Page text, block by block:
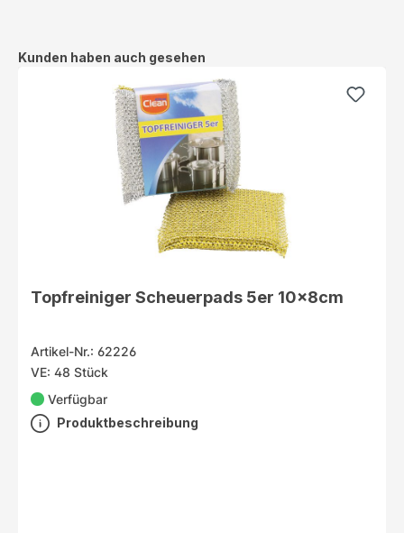
Produktgalerie überspringen
Kunden haben auch gesehen
Topfreiniger Scheuerpads 5er 10x8cm
Artikel-Nr.: 62226
VE: 48 Stück
Verfügbar
Produktbeschreibung